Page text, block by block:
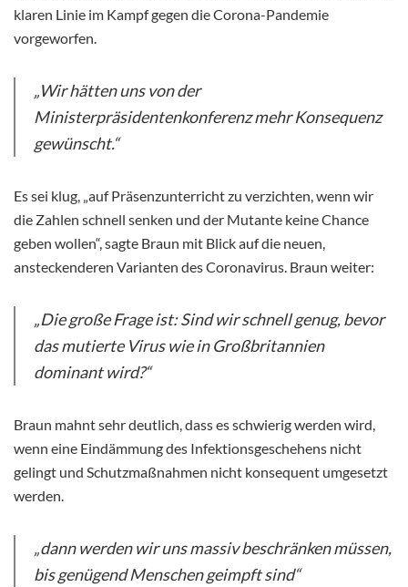
klaren Linie im Kampf gegen die Corona-Pandemie
vorgeworfen.
„Wir hätten uns von der
Ministerpräsidentenkonferenz mehr Konsequenz
gewünscht.“
Es sei klug, „auf Präsenzunterricht zu verzichten, wenn wir
die Zahlen schnell senken und der Mutante keine Chance
geben wollen“, sagte Braun mit Blick auf die neuen,
ansteckenderen Varianten des Coronavirus. Braun weiter:
„Die große Frage ist: Sind wir schnell genug, bevor
das mutierte Virus wie in Großbritannien
dominant wird?“
Braun mahnt sehr deutlich, dass es schwierig werden wird,
wenn eine Eindämmung des Infektionsgeschehens nicht
gelingt und Schutzmaßnahmen nicht konsequent umgesetzt
werden.
„dann werden wir uns massiv beschränken müssen,
bis genügend Menschen geimpft sind“